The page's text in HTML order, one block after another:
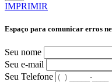
IMPRIMIR
Espaço para comunicar erros
Seu nome
Seu e-mail
Seu Telefone